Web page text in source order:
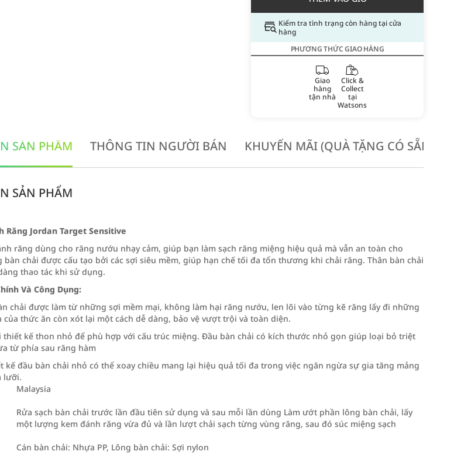
Kiểm tra tình trạng còn hàng tại cửa
hàng
PHƯƠNG THỨC GIAO HÀNG
Giao
hàng
tận nhà
Click &
Collect
tại
Watsons
SẢN PHẨM THÔNG TIN NGƯỜI BÁN KHUYẾN MÃI (QUÀ TẶNG CÓ SẴN
SẢN PHẨM
Răng Jordan Target Sensitive
răng dùng cho răng nướu nhạy cảm, giúp bạn làm sạch răng miệng hiệu quả mà vẫn an toàn cho
bàn chải được cấu tạo bởi các sợi siêu mềm, giúp hạn chế tối đa tổn thương khi chải răng. Thân bàn chải
thao tác khi sử dụng.
Và Công Dụng:
chải được làm từ những sợi mềm mại, không làm hại răng nướu, len lõi vào từng kẽ răng lấy đi những
của thức ăn còn xót lại một cách dễ dàng, bảo vệ vượt trội và toàn diện.
thiết kế thon nhỏ để phù hợp với cấu trúc miệng. Đầu bàn chải có kích thước nhỏ gọn giúp loại bỏ triệt
từ phía sau răng hàm
kế đầu bàn chải nhỏ có thể xoay chiều mang lại hiệu quả tối đa trong việc ngăn ngừa sự gia tăng mảng
lưỡi.
Malaysia
Rửa sạch bàn chải trước lần đầu tiên sử dụng và sau mỗi lần dùng Làm ướt phần lông bàn chải, lấy
một lượng kem đánh răng vừa đủ và lần lượt chải sạch từng vùng răng, sau đó súc miệng sạch
Cán bàn chải: Nhựa PP, Lông bàn chải: Sợi nylon